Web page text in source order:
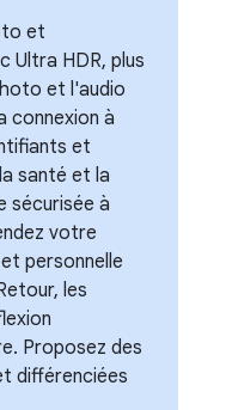
et
Ultra HDR, plus
et l'audio
connexion à
et
santé et la
sécurisée à
votre
personnelle
les
Proposez des
différenciées